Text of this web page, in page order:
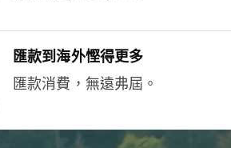
匯款到海外慳得更多
匯款消費，無遠弗屆。